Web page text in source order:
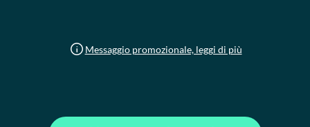
Messaggio promozionale, leggi di più